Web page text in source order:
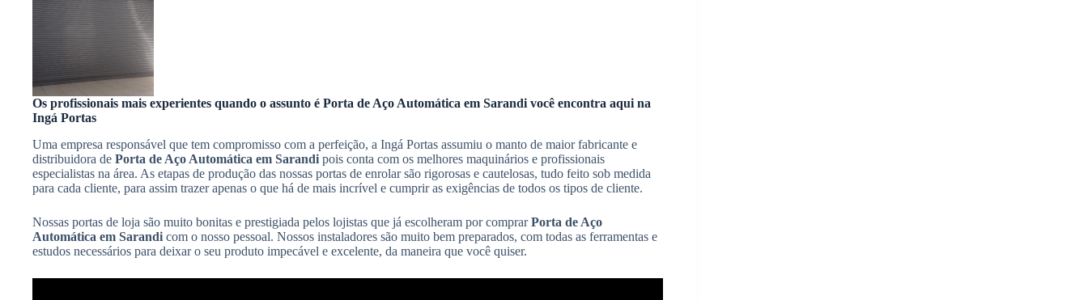
Os profissionais mais experientes quando o assunto é Porta de Aço Automática em Sarandi você encontra aqui na
Ingá Portas
Uma empresa responsável que tem compromisso com a perfeição, a Ingá Portas assumiu o manto de maior fabricante e
distribuidora de Porta de Aço Automática em Sarandi pois conta com os melhores maquinários e profissionais
especialistas na área. As etapas de produção das nossas portas de enrolar são rigorosas e cautelosas, tudo feito sob medida
para cada cliente, para assim trazer apenas o que há de mais incrível e cumprir as exigências de todos os tipos de cliente.
Nossas portas de loja são muito bonitas e prestigiada pelos lojistas que já escolheram por comprarPorta de Aço
Automática em Sarandi com o nosso pessoal. Nossos instaladores são muito bem preparados, com todas as ferramentas e
estudos necessários para deixar o seu produto impecável e excelente, da maneira que você quiser.